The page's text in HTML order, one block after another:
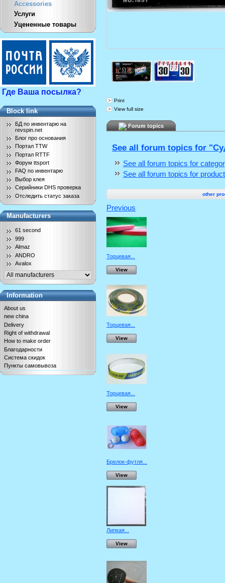
Accessories
Услуги
Уцененные товары
Где Ваша посылка?
Block link
БД по инвентарю на
revspin.net
Блог про основания
Портал TTW
Портал RTTF
Форум ttsport
FAQ по инвентарю
Выбор клея
Серийники DHS проверка
Отследить статус заказа
Manufacturers
61 second
999
Almaz
ANDRO
Avalox
Information
About us
new china
Delivery
Right of withdrawal
How to make order
Благодарности
Система скидок
Пункты самовывоза
Print
View full size
Forum topics
See all forum topics for
See all forum topics for
See all forum topics for
other
Previous
Торцевая...
View
Торцевая...
View
Торцевая...
View
Брелок-футля...
View
Липкая...
View